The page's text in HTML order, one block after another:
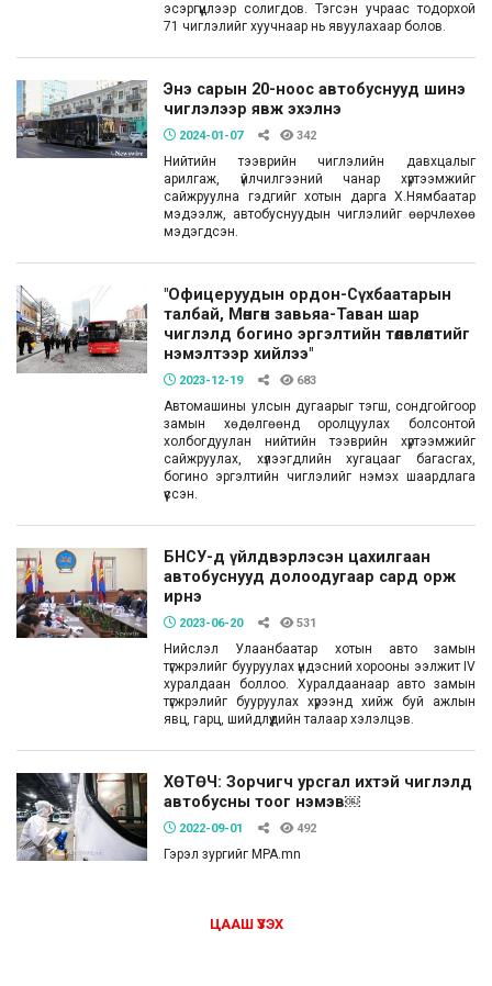
эсэргүүцлээр солигдов. Тэгсэн учраас тодорхой
71 чиглэлийг хуучнаар нь явуулахаар болов.
Энэ сарын 20-ноос автобуснууд шинэ
чиглэлээр явж эхэлнэ
2024-01-07 342
Нийтийн тээврийн чиглэлийн давхцалыг
арилгаж, үйлчилгээний чанар хүртээмжийг
сайжруулна гэдгийг хотын дарга Х.Нямбаатар
мэдээлж, автобуснуудын чиглэлийг өөрчлөхөө
мэдэгдсэн.
"Офицеруудын ордон-Сүхбаатарын
талбай, Мөнгөн завьяа-Таван шар
чиглэлд богино эргэлтийн төлөвлөлтийг
нэмэлтээр хийлээ"
2023-12-19 683
Автомашины улсын дугаарыг тэгш, сондгойгоор
замын хөдөлгөөнд оролцуулах болсонтой
холбогдуулан нийтийн тээврийн хүртээмжийг
сайжруулах, хүлээгдлийн хугацааг багасгах,
богино эргэлтийн чиглэлийг нэмэх шаардлага
үүссэн.
БНСУ-д үйлдвэрлэсэн цахилгаан
автобуснууд долоодугаар сард орж
ирнэ
2023-06-20 531
Нийслэл Улаанбаатар хотын авто замын
түгжрэлийг бууруулах үндэсний хорооны ээлжит IV
хуралдаан боллоо. Хуралдаанаар авто замын
түгжрэлийг бууруулах хүрээнд хийж буй ажлын
явц, гарц, шийдлүүдийн талаар хэлэлцэв.
ХӨТӨЧ: Зорчигч урсгал ихтэй чиглэлд
автобусны тоог нэмэв￼
2022-09-01 492
Гэрэл зургийг MPA.mn
ЦААШ ҮЗЭХ